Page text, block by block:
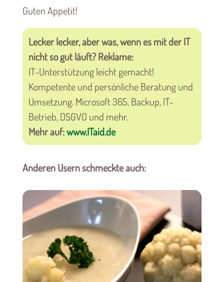
Guten Appetit!
Lecker lecker, aber was, wenn es mit der IT
nicht so gut läuft? Reklame:
IT-Unterstützung leicht gemacht!
Kompetente und persönliche Beratung und
Umsetzung. Microsoft 365, Backup, IT-
Betrieb, DSGVO und mehr.
Mehr auf:www.ITaid.de
Anderen Usern schmeckte auch: